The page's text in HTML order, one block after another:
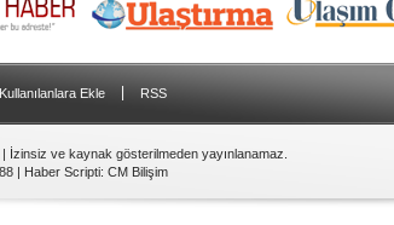
Ekle RSS
| İzinsiz ve kaynak gösterilmeden yayınlanamaz.
| Haber Scripti: CM Bilişim